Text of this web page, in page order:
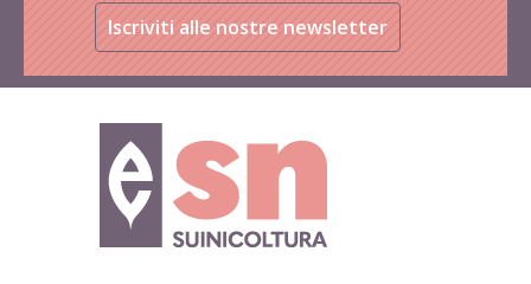
Iscriviti alle nostre newsletter